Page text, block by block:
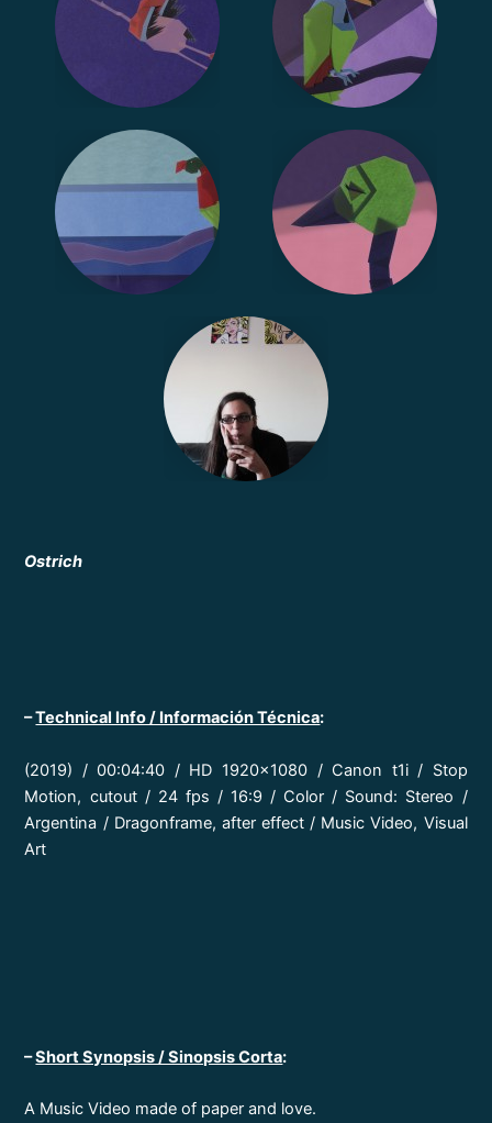
Ostrich
–Technical Info / Información Técnica:
(2019) / 00:04:40 / HD 1920×1080 / Canon t1i / Stop
Motion, cutout / 24 fps / 16:9 / Color / Sound: Stereo /
Argentina / Dragonframe, after effect / Music Video, Visual
Art
–Short Synopsis / Sinopsis Corta:
A Music Video made of paper and love.